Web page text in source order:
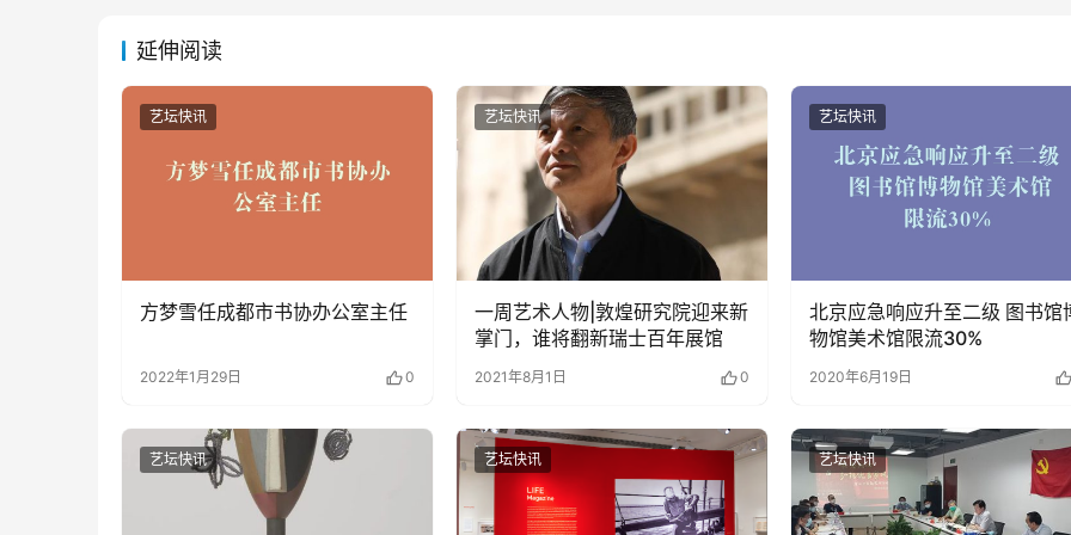
延伸阅读
艺坛快讯
方梦雪任成都市书协办公室主任
2022年1月29日 0
艺坛快讯
一周艺术人物|敦煌研究院迎来新
掌门，谁将翻新瑞士百年展馆
2021年8月1日 0
艺坛快讯
北京应急响应升至二级 图书馆
物馆美术馆限流30%
2020年6月19日
艺坛快讯 艺坛快讯 艺坛快讯